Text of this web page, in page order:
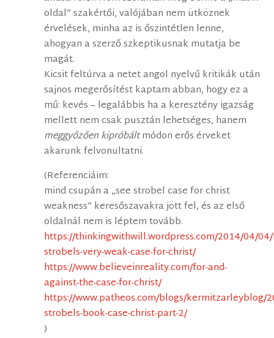
oldal” szakértői, valójában nem ütköznek
érvelések, minha az is őszintétlen lenne,
ahogyan a szerző szkeptikusnak mutatja be
magát.
Kicsit feltúrva a netet angol nyelvű kritikák után
sajnos megerősítést kaptam abban, hogy ez a
mű: kevés – legalábbis ha a keresztény igazság
mellett nem csak pusztán lehetséges, hanem
meggyőzően kipróbáltmódon erős érveket
akarunk felvonultatni.
(Referenciáim:
mind csupán a „see strobel case for christ
weakness” keresőszavakra jött fel, és az első
oldalnál nem is léptem tovább.
https://thinkingwithwill.wordpress.com/2014/04/
strobels-very-weak-case-for-christ/
https://www.believeinreality.com/for-and-
against-the-case-for-christ/
https://www.patheos.com/blogs/kermitzarleyblog/
strobels-book-case-christ-part-2/
)